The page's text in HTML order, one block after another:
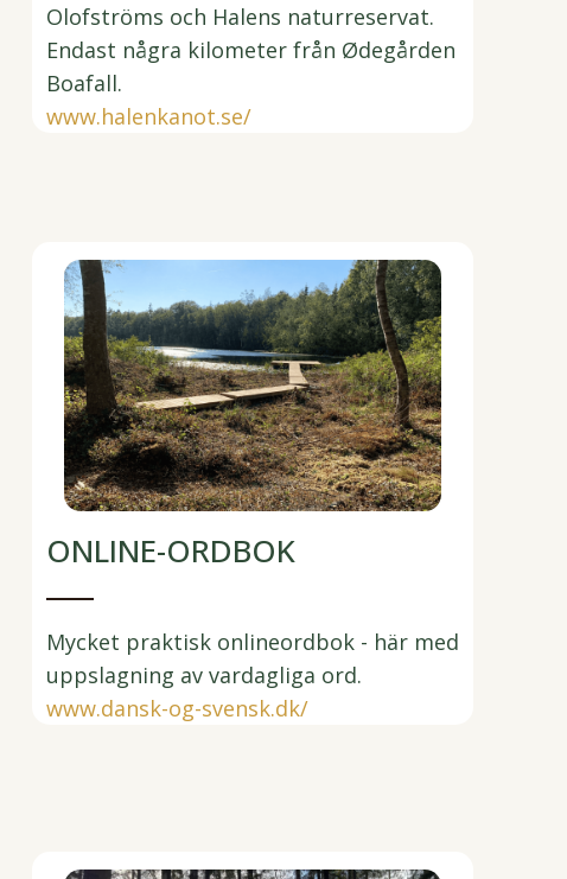
Olofströms och Halens naturreservat.
Endast några kilometer från Ødegården
Boafall.
www.halenkanot.se/
ONLINE-ORDBOK
Mycket praktisk onlineordbok - här med
uppslagning av vardagliga ord.
www.dansk-og-svensk.dk/